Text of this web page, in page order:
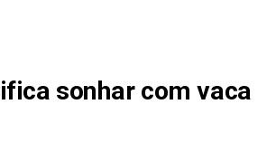
sonhar com vaca